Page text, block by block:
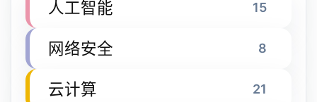
人工智能 15
网络安全 8
云计算 21